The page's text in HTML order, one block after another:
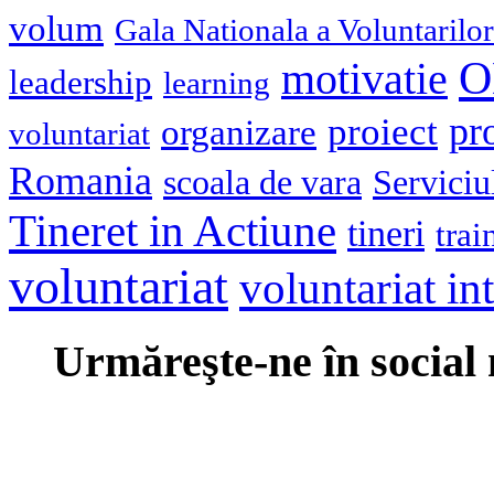
volum Gala Nationala a Voluntarilor
leadership learning motivatie
voluntariat organizare proiect
Romania scoala de vara
Tineret in Actiune tineri
voluntariat voluntariat
Urmăreşte-ne în social